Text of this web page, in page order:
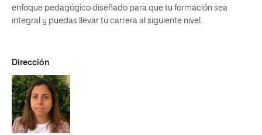
enfoque pedagógico diseñado para que tu formación sea
integral y puedas llevar tu carrera al siguiente nivel.
Dirección